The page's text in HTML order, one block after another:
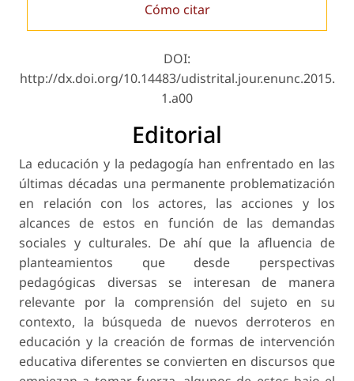
Cómo citar
DOI:
http://dx.doi.org/10.14483/udistrital.jour.enunc.2015.
1.a00
Editorial
La educación y la pedagogía han enfrentado en las
últimas décadas una permanente problematización
en relación con los actores, las acciones y los
alcances de estos en función de las demandas
sociales y culturales. De ahí que la afluencia de
planteamientos que desde perspectivas
pedagógicas diversas se interesan de manera
relevante por la comprensión del sujeto en su
contexto, la búsqueda de nuevos derroteros en
educación y la creación de formas de intervención
educativa diferentes se convierten en discursos que